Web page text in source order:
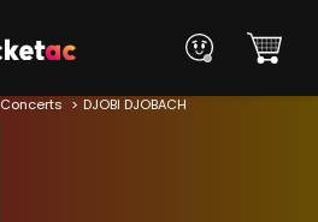
Concerts DJOBI DJOBACH